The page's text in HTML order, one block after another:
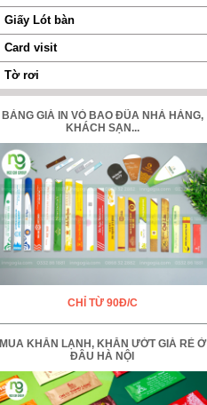
Giấy Lót bàn
Card visit
Tờ rơi
Hàng in sẵn
BẢNG GIÁ IN VỎ BAO ĐŨA NHÀ HÀNG,
KHÁCH SẠN...
CHỈ TỪ 90Đ/C
MUA KHĂN LẠNH, KHĂN ƯỚT GIÁ RẺ Ở
ĐÂU HÀ NỘI